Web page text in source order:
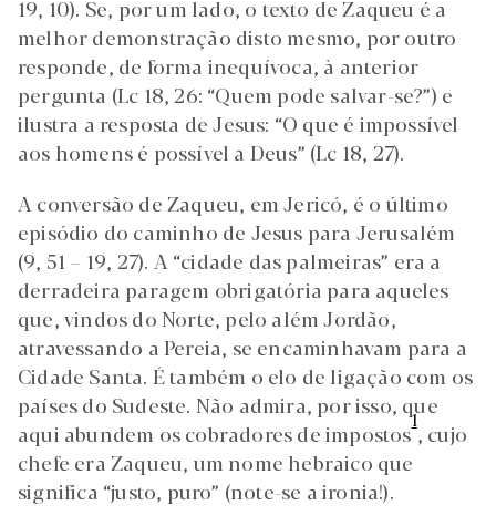
19, 10). Se, por um lado, o texto de Zaqueu é a
melhor demonstração disto mesmo, por outro
responde, de forma inequívoca, à anterior
pergunta (Lc 18, 26: “Quem pode salvar-se?”) e
ilustra a resposta de Jesus: “O que é impossível
aos homens é possível a Deus” (Lc 18, 27).
A conversão de Zaqueu, em Jericó, é o último
episódio do caminho de Jesus para Jerusalém
(9, 51 – 19, 27). A “cidade das palmeiras” era a
derradeira paragem obrigatória para aqueles
que, vindos do Norte, pelo além Jordão,
atravessando a Pereia, se encaminhavam para a
Cidade Santa. É também o elo de ligação com os
países do Sudeste. Não admira, por isso, que
aqui abundem os cobradores de impostos1, cujo
chefe era Zaqueu, um nome hebraico que
significa “justo, puro” (note-se a ironia!).